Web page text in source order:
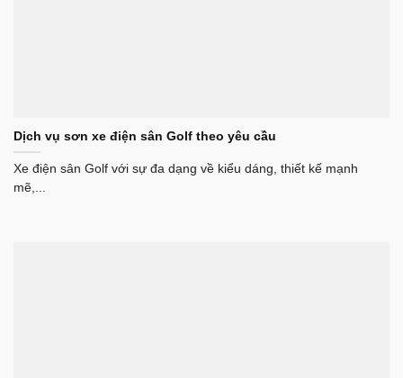
Dịch vụ sơn xe điện sân Golf theo yêu cầu
Xe điện sân Golf với sự đa dạng về kiểu dáng, thiết kế mạnh
mẽ,...